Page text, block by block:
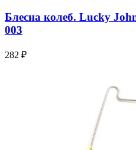
Блесна колеб. Lucky
003
282 ₽